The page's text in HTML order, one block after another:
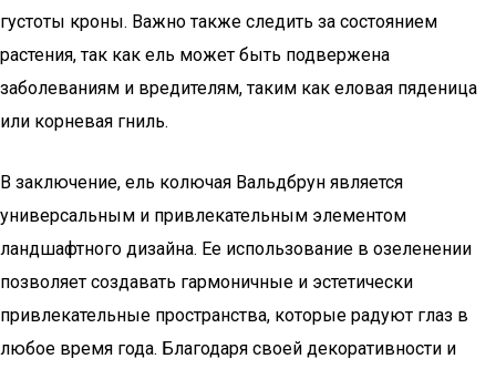
густоты кроны. Важно также следить за состоянием
растения, так как ель может быть подвержена
заболеваниям и вредителям, таким как еловая пяденица
или корневая гниль.
В заключение, ель колючая Вальдбрун является
универсальным и привлекательным элементом
ландшафтного дизайна. Ее использование в озеленении
позволяет создавать гармоничные и эстетически
привлекательные пространства, которые радуют глаз в
любое время года. Благодаря своей декоративности и